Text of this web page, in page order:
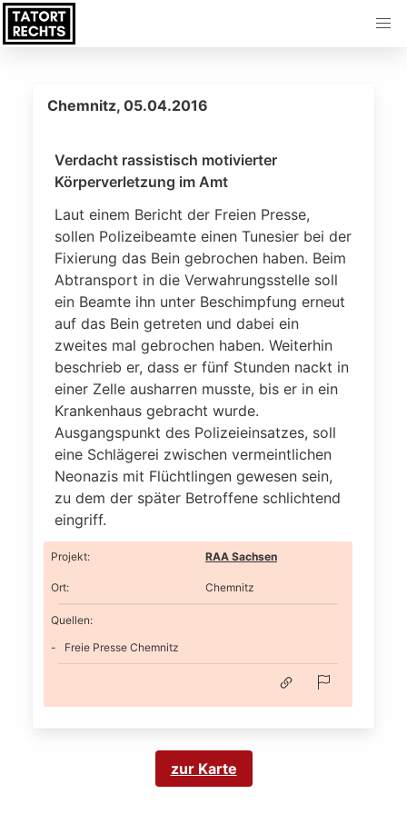
Chemnitz, 05.04.2016
Verdacht rassistisch motivierter
Körperverletzung im Amt
Laut einem Bericht der Freien Presse,
sollen Polizeibeamte einen Tunesier bei der
Fixierung das Bein gebrochen haben. Beim
Abtransport in die Verwahrungsstelle soll
ein Beamte ihn unter Beschimpfung erneut
auf das Bein getreten und dabei ein
zweites mal gebrochen haben. Weiterhin
beschrieb er, dass er fünf Stunden nackt in
einer Zelle ausharren musste, bis er in ein
Krankenhaus gebracht wurde.
Ausgangspunkt des Polizeieinsatzes, soll
eine Schlägerei zwischen vermeintlichen
Neonazis mit Flüchtlingen gewesen sein,
zu dem der später Betroffene schlichtend
eingriff.
Projekt: RAA Sachsen
Ort: Chemnitz
Quellen:
Freie Presse Chemnitz
zur Karte